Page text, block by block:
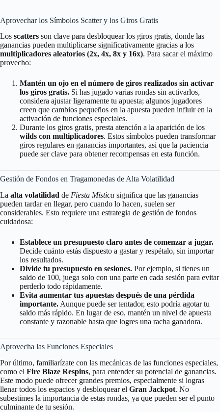
Aprovechar los Símbolos Scatter y los Giros Gratis
Los scatters son clave para desbloquear los giros gratis, donde las
ganancias pueden multiplicarse significativamente gracias a los
multiplicadores aleatorios (2x, 4x, 8x y 16x). Para sacar el máximo
provecho:
Mantén un ojo en el número de giros realizados sin activar
los giros gratis. Si has jugado varias rondas sin activarlos,
considera ajustar ligeramente tu apuesta; algunos jugadores
creen que cambios pequeños en la apuesta pueden influir en la
activación de funciones especiales.
Durante los giros gratis, presta atención a la aparición de los
wilds con multiplicadores. Estos símbolos pueden transformar
giros regulares en ganancias importantes, así que la paciencia
puede ser clave para obtener recompensas en esta función.
Gestión de Fondos en Tragamonedas de Alta Volatilidad
La alta volatilidad de Fiesta Mística significa que las ganancias
pueden tardar en llegar, pero cuando lo hacen, suelen ser
considerables. Esto requiere una estrategia de gestión de fondos
cuidadosa:
Establece un presupuesto claro antes de comenzar a jugar.
Decide cuánto estás dispuesto a gastar y respétalo, sin importar
los resultados.
Divide tu presupuesto en sesiones. Por ejemplo, si tienes un
saldo de 100, juega solo con una parte en cada sesión para evitar
perderlo todo rápidamente.
Evita aumentar tus apuestas después de una pérdida
importante. Aunque puede ser tentador, esto podría agotar tu
saldo más rápido. En lugar de eso, mantén un nivel de apuesta
constante y razonable hasta que logres una racha ganadora.
Aprovecha las Funciones Especiales
Por último, familiarízate con las mecánicas de las funciones especiales,
como el Fire Blaze Respins, para entender su potencial de ganancias.
Este modo puede ofrecer grandes premios, especialmente si logras
llenar todos los espacios y desbloquear el Gran Jackpot. No
subestimes la importancia de estas rondas, ya que pueden ser el punto
culminante de tu sesión.